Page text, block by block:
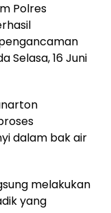
Polres
Selasa, 16 Juni
dalam bak air
melakukan
yang